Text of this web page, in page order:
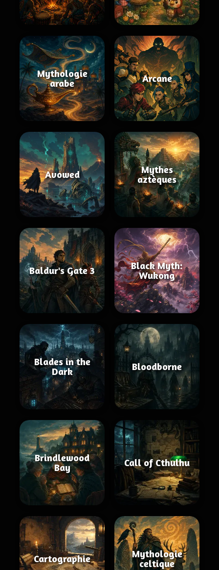
Mythologie
arabe
Arcane
Avowed
Mythes
aztèques
Baldur's Gate 3
Black Myth:
Wukong
Blades in the
Dark
Bloodborne
Brindlewood
Bay
Call of Cthulhu
Cartographie
Mythologie
celtique